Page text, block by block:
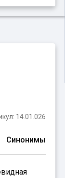
14.01.026
Синонимы